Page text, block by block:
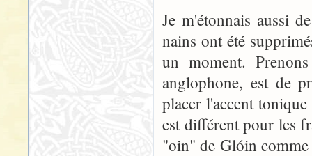
Je m'étonnais aussi
nains ont été
un moment.
anglophone, est de
placer l'accent
est différent pour les
"oin" de Glóin comme